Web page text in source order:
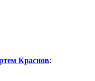
Краснов: